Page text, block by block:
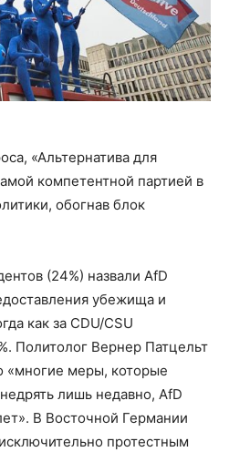
«Альтернатива для
компетентной партией в
обогнав блок
(24%) назвали AfD
убежища и
как за CDU/CSU
Политолог Вернер Патцельт
«многие меры, которые
лишь недавно, AfD
В Восточной Германии
протестным